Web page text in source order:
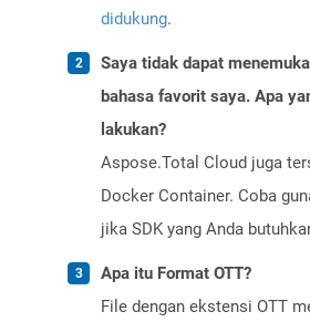
didukung.
Saya tidak dapat
bahasa favorit saya. Apa
lakukan?
Aspose.Total Cloud juga
Docker Container. Coba
jika SDK yang Anda
Apa itu Format OTT?
File dengan ekstensi OTT